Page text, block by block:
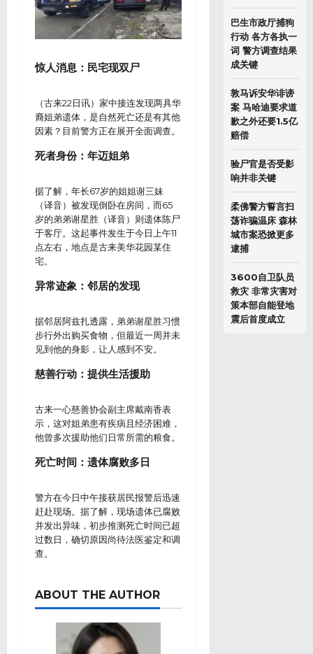
惊人消息：民宅现双尸
（古来22日讯）家中接连发现两具华
裔姐弟遗体，是自然死亡还是有其他
因素？目前警方正在展开全面调查。
死者身份：年迈姐弟
据了解，年长67岁的姐姐谢三妹
（译音）被发现倒卧在房间，而65
岁的弟弟谢星胜（译音）则遗体陈尸
于客厅。这起事件发生于今日上午11
点左右，地点是古来美华花园某住
宅。
异常迹象：邻居的发现
据邻居阿兹扎透露，弟弟谢星胜习惯
步行外出购买食物，但最近一周并未
见到他的身影，让人感到不安。
慈善行动：提供生活援助
古来一心慈善协会副主席戴南香表
示，这对姐弟患有疾病且经济困难，
他曾多次援助他们日常所需的粮食。
死亡时间：遗体腐败多日
警方在今日中午接获居民报警后迅速
赶赴现场。据了解，现场遗体已腐败
并发出异味，初步推测死亡时间已超
过数日，确切原因尚待法医鉴定和调
查。
ABOUT THE AUTHOR
巴生市政厅捕狗
行动 各方各执一
词 警方调查结果
成关键
敦马诉安华诽谤
案 马哈迪要求道
歉之外还要1.5亿
赔偿
验尸官是否受影
响并非关键
柔佛警方誓言扫
荡诈骗温床 森林
城市案恐掀更多
逮捕
3600自卫队员
救灾 非常灾害对
策本部自能登地
震后首度成立